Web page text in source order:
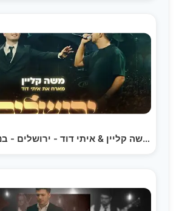
משה קליין & איתי דוד - ירושלים - בנייני האומה לייב |…